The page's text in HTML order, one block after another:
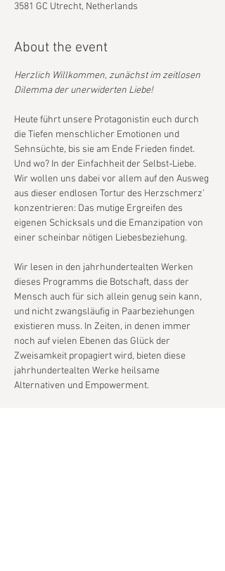
3581 GC Utrecht, Netherlands
About the event
Herzlich Willkommen, zunächst im zeitlosen
Dilemma der unerwiderten Liebe!
Heute führt unsere Protagonistin euch durch
die Tiefen menschlicher Emotionen und
Sehnsüchte, bis sie am Ende Frieden findet.
Und wo? In der Einfachheit der Selbst-Liebe.
Wir wollen uns dabei vor allem auf den Ausweg
aus dieser endlosen Tortur des Herzschmerz’
konzentrieren: Das mutige Ergreifen des
eigenen Schicksals und die Emanzipation von
einer scheinbar nötigen Liebesbeziehung.
Wir lesen in den jahrhundertealten Werken
dieses Programms die Botschaft, dass der
Mensch auch für sich allein genug sein kann,
und nicht zwangsläufig in Paarbeziehungen
existieren muss. In Zeiten, in denen immer
noch auf vielen Ebenen das Glück der
Zweisamkeit propagiert wird, bieten diese
jahrhundertealten Werke heilsame
Alternativen und Empowerment.